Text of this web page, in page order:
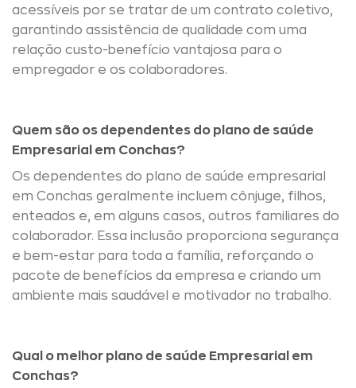
acessíveis por se tratar de um contrato coletivo,
garantindo assistência de qualidade com uma
relação custo-benefício vantajosa para o
empregador e os colaboradores.
Quem são os dependentes do plano de saúde
Empresarial em Conchas?
Os dependentes do plano de saúde empresarial
em Conchas geralmente incluem cônjuge, filhos,
enteados e, em alguns casos, outros familiares do
colaborador. Essa inclusão proporciona segurança
e bem-estar para toda a família, reforçando o
pacote de benefícios da empresa e criando um
ambiente mais saudável e motivador no trabalho.
Qual o melhor plano de saúde Empresarial em
Conchas?